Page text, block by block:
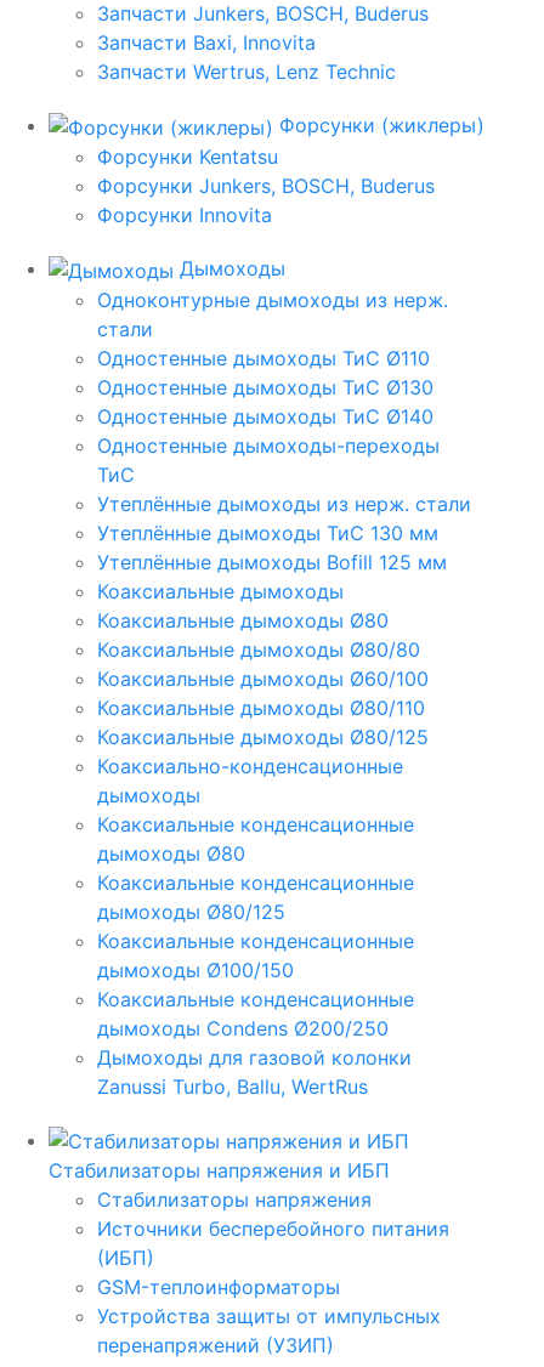
Запчасти Junkers, BOSCH, Buderus
Запчасти Baxi, Innovita
Запчасти Wertrus, Lenz Technic
Форсунки (жиклеры)
Форсунки Kentatsu
Форсунки Junkers, BOSCH, Buderus
Форсунки Innovita
Дымоходы
Одноконтурные дымоходы из нерж.
стали
Одностенные дымоходы ТиС Ø110
Одностенные дымоходы ТиС Ø130
Одностенные дымоходы ТиС Ø140
Одностенные дымоходы-переходы
ТиС
Утеплённые дымоходы из нерж. стали
Утеплённые дымоходы ТиС 130 мм
Утеплённые дымоходы Bofill 125 мм
Коаксиальные дымоходы
Коаксиальные дымоходы Ø80
Коаксиальные дымоходы Ø80/80
Коаксиальные дымоходы Ø60/100
Коаксиальные дымоходы Ø80/110
Коаксиальные дымоходы Ø80/125
Коаксиально-конденсационные
дымоходы
Коаксиальные конденсационные
дымоходы Ø80
Коаксиальные конденсационные
дымоходы Ø80/125
Коаксиальные конденсационные
дымоходы Ø100/150
Коаксиальные конденсационные
дымоходы Condens Ø200/250
Дымоходы для газовой колонки
Zanussi Turbo, Ballu, WertRus
Стабилизаторы напряжения и ИБП
Стабилизаторы напряжения
Источники бесперебойного питания
(ИБП)
GSM-теплоинформаторы
Устройства защиты от импульсных
перенапряжений (УЗИП)